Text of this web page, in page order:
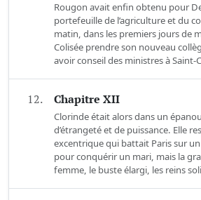
Rougon avait enfin obtenu pour
portefeuille de l’agriculture et du
matin, dans les premiers jours de
Colisée prendre son nouveau
avoir conseil des ministres à Saint-
12. Chapitre XII
Clorinde était alors dans un
d’étrangeté et de puissance. Elle
excentrique qui battait Paris sur
pour conquérir un mari, mais la
femme, le buste élargi, les reins